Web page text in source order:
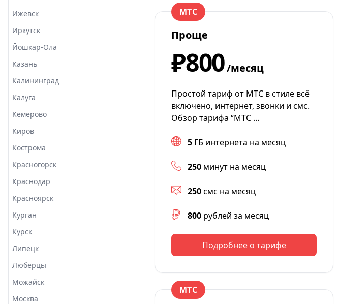
Ижевск
Иркутск
Йошкар-Ола
Казань
Калининград
Калуга
Кемерово
Киров
Кострома
Красногорск
Краснодар
Красноярск
Курган
Курск
Липецк
Люберцы
Можайск
Москва
МТС
Проще
₽800/месяц
Простой тариф от МТС в стиле всё
включено, интернет, звонки и смс.
Обзор тарифа “МТС …
5 ГБ интернета на месяц
250 минут на месяц
250смс на месяц
800 рублей за месяц
Подробнее о тарифе
МТС